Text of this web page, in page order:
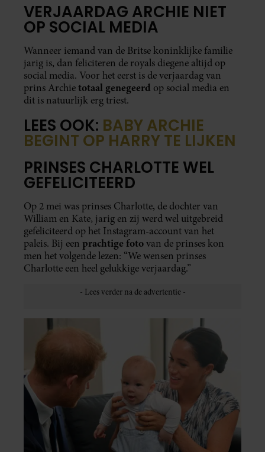
VERJAARDAG ARCHIE NIET
OP SOCIAL MEDIA
Wanneer iemand van de Britse koninklijke familie
jarig is, dan feliciteren de royals diegene altijd op
social media. Voor het eerst is de verjaardag van
prins Archietotaal genegeerd op social media en
dit is natuurlijk erg triest.
LEES OOK: BABY ARCHIE
BEGINT OP HARRY TE LIJKEN
PRINSES CHARLOTTE WEL
GEFELICITEERD
Op 2 mei was prinses Charlotte, de dochter van
William en Kate, jarig en zij werd wel uitgebreid
gefeliciteerd op het Instagram-account van het
paleis. Bij een prachtige fotovan de prinses kon
men het volgende lezen: “We wensen prinses
Charlotte een heel gelukkige verjaardag.”